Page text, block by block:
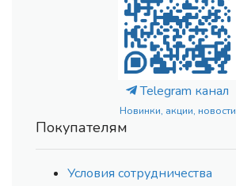
Telegram канал
Новинки, акции, новости
Покупателям
Условия сотрудничества